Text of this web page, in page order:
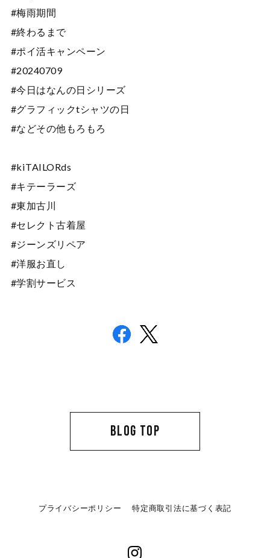
#梅雨期間
#終わるまで
#ポイ活キャンペーン
#20240709
#今日はなんの日シリーズ
#グラフィックtシャツの日
#などその他もろもろ
#kiTAILORds
#キテーラーズ
#東加古川
#セレクト古着屋
#ジーンズリペア
#洋服お直し
#学割サービス
BLOG TOP
プライバシーポリシー 特定商取引法に基づく表記